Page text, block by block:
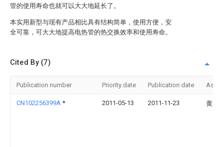
管的使用寿命也就可以大大地延长了。
本实用新型与现有产品相比具有结构简单，使用方便，安
全可靠，可大大地提高电热管的热交换效率和使用寿命。
Cited By (7)
Publication number Priority date Publication date
CN102256399A * 2011-05-13 2011-11-23 黄本